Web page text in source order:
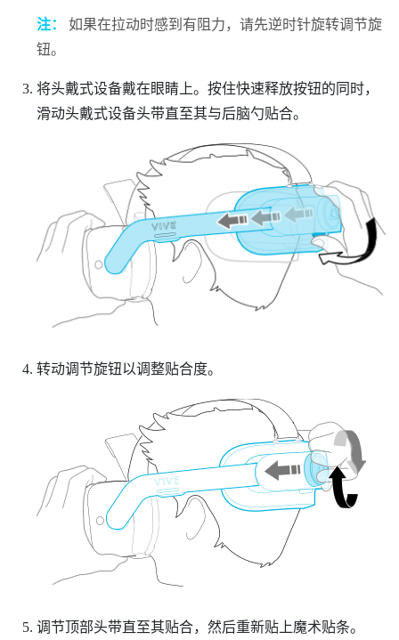
注：
如果在拉动时感到有阻力，请先逆时针旋转调节旋
钮。
将头戴式设备戴在眼睛上。按住快速释放按钮的同时，
滑动头戴式设备头带直至其与后脑勺贴合。
转动调节旋钮以调整贴合度。
调节顶部头带直至其贴合，然后重新贴上魔术贴条。